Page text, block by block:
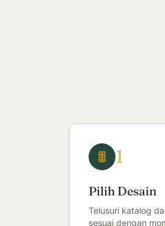
1
Pilih Desain
Telusuri katalog
sesuai dengan